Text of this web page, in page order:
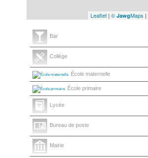
Leaflet | © JawgMaps |
Bar
Collège
École maternelle
École primaire
Lycée
Bureau de poste
Mairie